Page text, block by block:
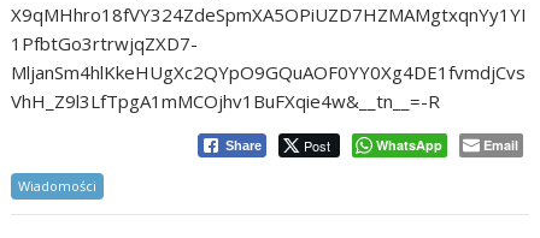
X9qMHhro18fVY324ZdeSpmXA5OPiUZD7HZMAMgtxqnYy1YI
1PfbtGo3rtrwjqZXD7-
MljanSm4hlKkeHUgXc2QYpO9GQuAOF0YY0Xg4DE1fvmdjCvs
VhH_Z9l3LfTpgA1mMCOjhv1BuFXqie4w&__tn__=-R
Share Post WhatsApp Email
Wiadomości